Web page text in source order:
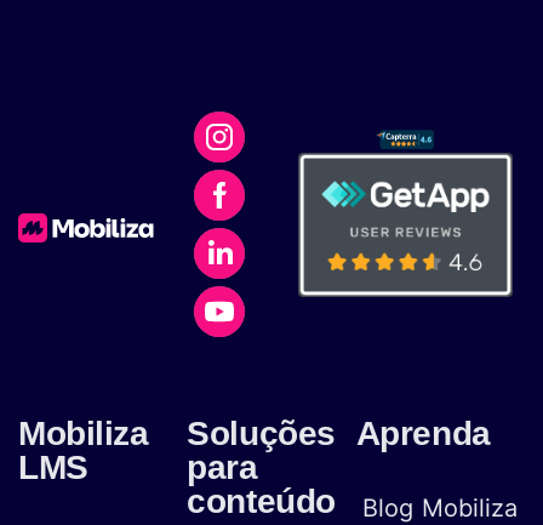
Mobiliza
LMS
Soluções
para
conteúdo
Aprenda
Blog Mobiliza